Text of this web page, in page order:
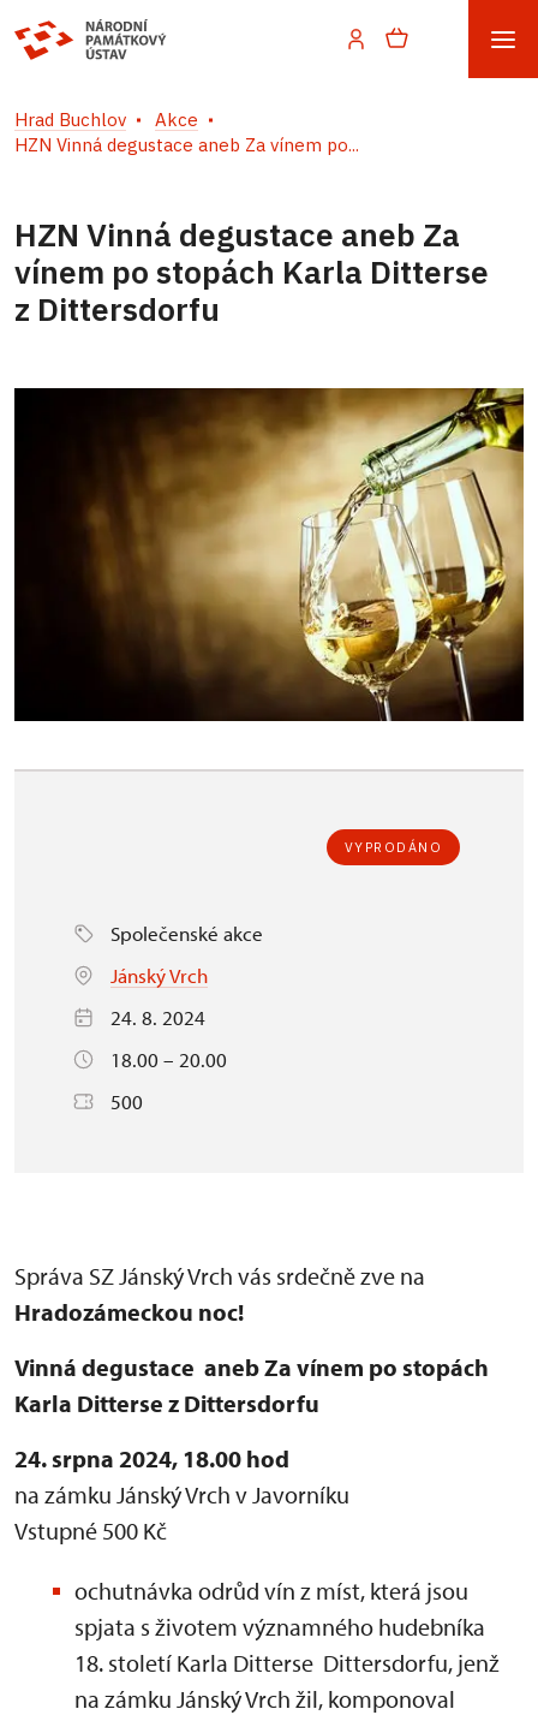
Hrad Buchlov
Akce
HZN Vinná degustace aneb Za vínem po...
HZN Vinná degustace aneb Za
vínem po stopách Karla Ditterse
z Dittersdorfu
VYPRODÁNO
Společenské akce
Jánský Vrch
24. 8. 2024
18.00 – 20.00
500
Správa SZ Jánský Vrch vás srdečně zve na
Hradozámeckou noc!
Vinná degustace aneb Za vínem po stopách
Karla Ditterse z Dittersdorfu
24. srpna 2024, 18.00 hod
na zámku Jánský Vrch v Javorníku
Vstupné 500 Kč
ochutnávka odrůd vín z míst, která jsou
spjata s životem významného hudebníka
18. století Karla Ditterse Dittersdorfu, jenž
na zámku Jánský Vrch žil, komponoval